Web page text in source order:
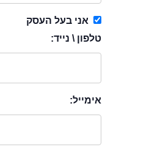
אני בעל העסק
טלפון \ נייד:
אימייל: